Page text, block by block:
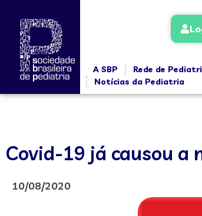
A SBP Rede de
Notícias da Pediatria
Covid-19 já causou a
10/08/2020